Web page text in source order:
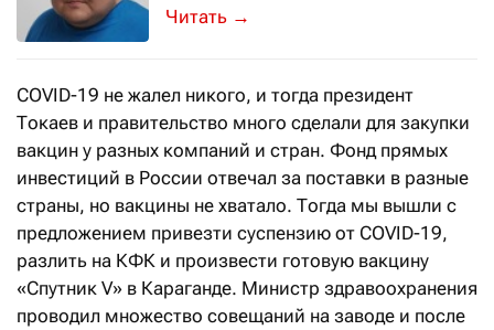
Об этом и многом другом
→
COVID-19 не жалел никого, и тогда президент
Токаев и правительство много сделали для закупки
вакцин у разных компаний и стран. Фонд прямых
инвестиций в России отвечал за поставки в разные
страны, но вакцины не хватало. Тогда мы вышли с
предложением привезти суспензию от COVID-19,
разлить на КФК и произвести готовую вакцину
«Спутник V» в Караганде. Министр здравоохранения
проводил множество совещаний на заводе и после